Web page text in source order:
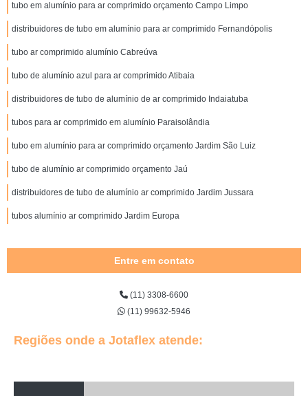
tubo em alumínio para ar comprimido orçamento Campo Limpo
distribuidores de tubo em alumínio para ar comprimido Fernandópolis
tubo ar comprimido alumínio Cabreúva
tubo de alumínio azul para ar comprimido Atibaia
distribuidores de tubo de alumínio de ar comprimido Indaiatuba
tubos para ar comprimido em alumínio Paraisolândia
tubo em alumínio para ar comprimido orçamento Jardim São Luiz
tubo de alumínio ar comprimido orçamento Jaú
distribuidores de tubo de alumínio ar comprimido Jardim Jussara
tubos alumínio ar comprimido Jardim Europa
Entre em contato
(11) 3308-6600
(11) 99632-5946
Regiões onde a Jotaflex atende: